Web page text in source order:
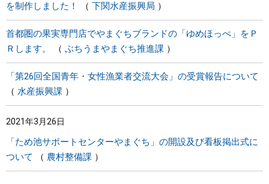
を制作しました！
下関水産振興局
首都圏の果実専門店でやまぐちブランドの「ゆめほっぺ」をＰ
Ｒします。
ぶちうまやまぐち推進課
「第26回全国青年・女性漁業者交流大会」の受賞報告について
水産振興課
2021年3月26日
「ため池サポートセンターやまぐち」の開設及び看板掲出式に
ついて
農村整備課